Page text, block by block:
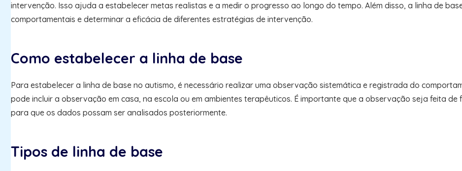
intervenção. Isso ajuda a estabelecer metas realistas e a medir o progresso ao longo do tempo. Além disso, a linha de
comportamentais e determinar a eficácia de diferentes estratégias de intervenção.
Como estabelecer a linha de base
Para estabelecer a linha de base no autismo, é necessário realizar uma observação sistemática e registrada do
pode incluir a observação em casa, na escola ou em ambientes terapêuticos. É importante que a observação seja feita
para que os dados possam ser analisados posteriormente.
Tipos de linha de base